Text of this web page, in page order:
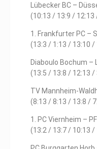
Lübecker BC –
(10:13 / 13:9 / 12:13
1. Frankfurter PC –
(13:3 / 1:13 / 13:10 /
Diaboulo Bochum –
(13:5 / 13:8 / 12:13 /
TV Mannheim-
(8:13 / 8:13 / 13:8 /
1. PC Viernheim –
(13:2 / 13:7 / 10:13 /